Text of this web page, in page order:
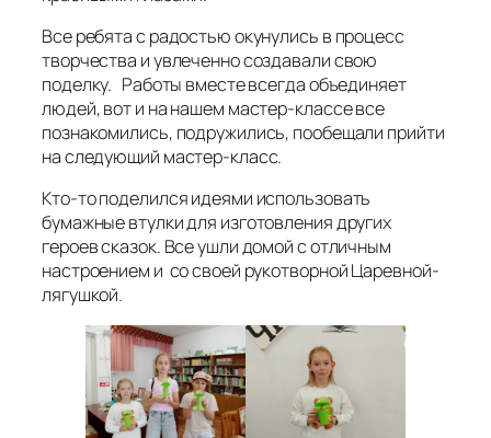
Все ребята с радостью окунулись в процесс
творчества и увлеченно создавали свою
поделку. Работы вместе всегда объединяет
людей, вот и на нашем мастер-классе все
познакомились, подружились, пообещали прийти
на следующий мастер-класс.
Кто-то поделился идеями использовать
бумажные втулки для изготовления других
героев сказок. Все ушли домой с отличным
настроением и со своей рукотворной Царевной-
лягушкой.